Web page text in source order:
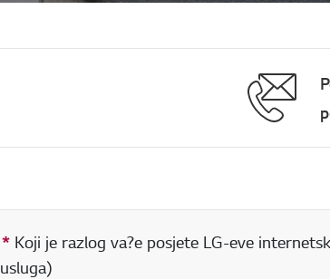
* Obavezno polje
Koji je razlog va?e posjete LG-eve
usluga)